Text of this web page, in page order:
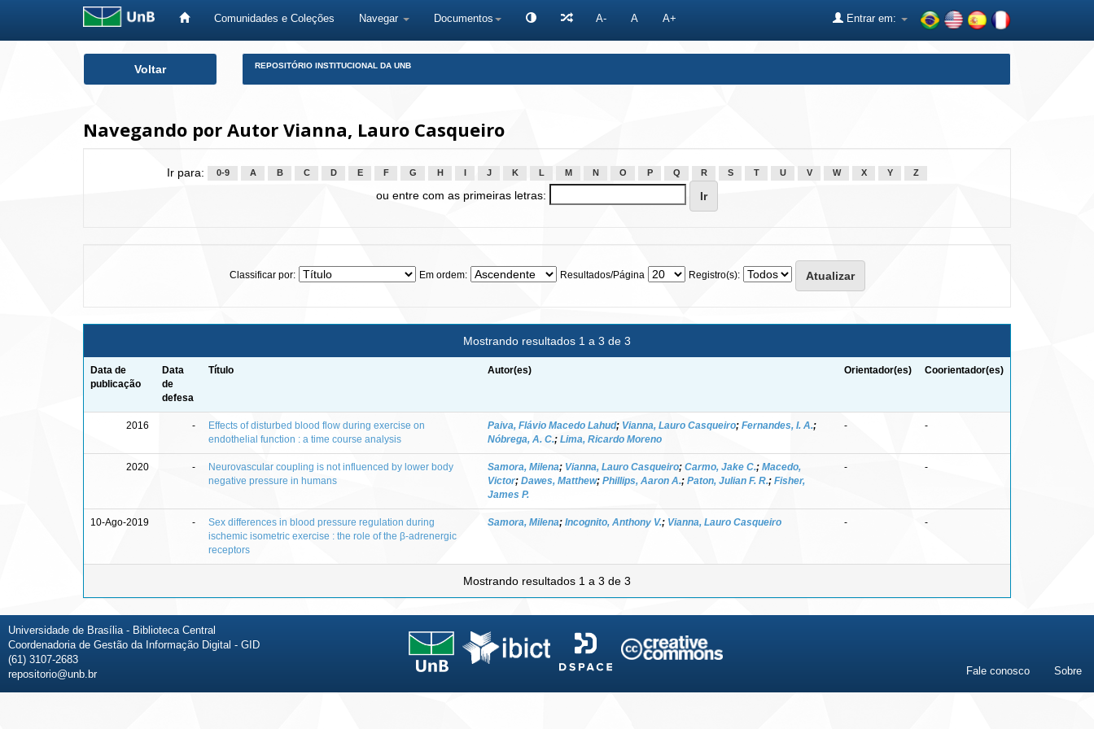
Comunidades e Coleções Navegar Documentos A- A A+ Entrar em:
Voltar REPOSITÓRIO INSTITUCIONAL DA UNB
Navegando por Autor Vianna, Lauro Casqueiro
Ir para: 0-9 A B C D E F G H J K L M N O P Q R S T U V W X Y Z
ou entre com as primeiras letras:
Classificar por: Em ordem: Resultados/Página Registro(s):
Mostrando resultados 1 a 3 de 3
Data de
publicação
Data
de
defesa
Título Autor(es) Orientador(es) Coorientador(es)
2016 -
Effects of disturbed blood flow during exercise on
endothelial function : a time course analysis
Paiva, Flávio Macedo Lahud; Vianna, Lauro Casqueiro; Fernandes, I. A.;
Nóbrega, A. C.; Lima, Ricardo Moreno
- -
2020 -
Neurovascular coupling is not influenced by lower body
negative pressure in humans
Samora, Milena; Vianna, Lauro Casqueiro; Carmo, Jake C.; Macedo,
Victor; Dawes, Matthew; Phillips, Aaron A.; Paton, Julian F. R.; Fisher,
James P.
- -
10-Ago-2019 -
Sex differences in blood pressure regulation during
ischemic isometric exercise : the role of the β-adrenergic
receptors
Samora, Milena; Incognito, Anthony V.; Vianna, Lauro Casqueiro - -
Mostrando resultados 1 a 3 de 3
Universidade de Brasília - Biblioteca Central
Coordenadoria de Gestão da Informação Digital - GID
(61) 3107-2683
repositorio@unb.br
Fale conosco Sobre